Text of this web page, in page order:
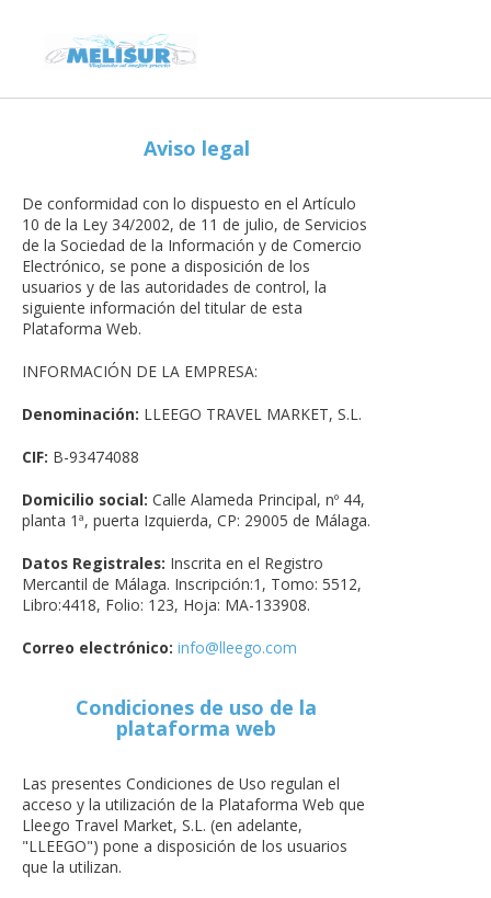
Aviso legal
De conformidad con lo dispuesto en el Artículo
10 de la Ley 34/2002, de 11 de julio, de Servicios
de la Sociedad de la Información y de Comercio
Electrónico, se pone a disposición de los
usuarios y de las autoridades de control, la
siguiente información del titular de esta
Plataforma Web.
INFORMACIÓN DE LA EMPRESA:
Denominación: LLEEGO TRAVEL MARKET, S.L.
CIF: B-93474088
Domicilio social: Calle Alameda Principal, nº 44,
planta 1ª, puerta Izquierda, CP: 29005 de Málaga.
Datos Registrales: Inscrita en el Registro
Mercantil de Málaga. Inscripción:1, Tomo: 5512,
Libro:4418, Folio: 123, Hoja: MA-133908.
Correo electrónico: info@lleego.com
Condiciones de uso de la
plataforma web
Las presentes Condiciones de Uso regulan el
acceso y la utilización de la Plataforma Web que
Lleego Travel Market, S.L. (en adelante,
"LLEEGO") pone a disposición de los usuarios
que la utilizan.